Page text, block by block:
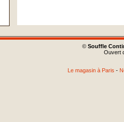
© Souffle
Ouvert
Le magasin à Paris -